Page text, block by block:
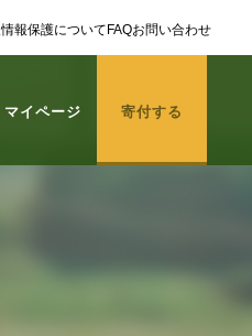
報保護についてFAQお問い合わせ
マイページ 寄付する